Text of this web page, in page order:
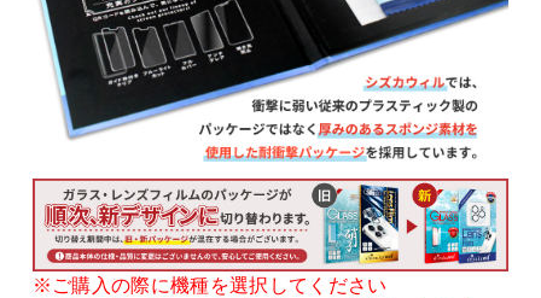
※ご購入の際に機種を選択してください